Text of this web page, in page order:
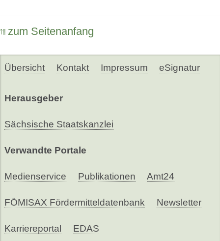
zum Seitenanfang
Übersicht Kontakt Impressum eSignatur
Herausgeber
Sächsische Staatskanzlei
Verwandte Portale
Medienservice Publikationen Amt24
FÖMISAX Fördermitteldatenbank Newsletter
Karriereportal EDAS